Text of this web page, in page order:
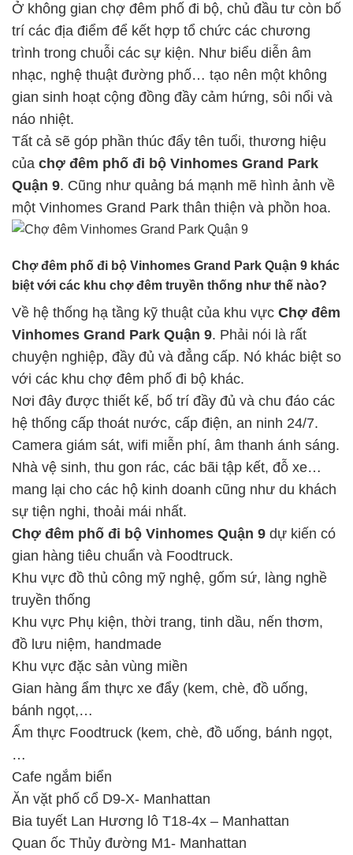
Ở không gian chợ đêm phố đi bộ, chủ đầu tư còn bố
trí các địa điểm để kết hợp tổ chức các chương
trình trong chuỗi các sự kiện. Như biểu diễn âm
nhạc, nghệ thuật đường phố… tạo nên một không
gian sinh hoạt cộng đồng đầy cảm hứng, sôi nổi và
náo nhiệt.
Tất cả sẽ góp phần thúc đẩy tên tuổi, thương hiệu
của chợ đêm phố đi bộ Vinhomes Grand Park
Quận 9. Cũng như quảng bá mạnh mẽ hình ảnh về
một Vinhomes Grand Park thân thiện và phồn hoa.
Chợ đêm phố đi bộ Vinhomes Grand Park Quận 9 khác
biệt với các khu chợ đêm truyền thống như thế nào?
Về hệ thống hạ tầng kỹ thuật của khu vực Chợ đêm
Vinhomes Grand Park Quận 9. Phải nói là rất
chuyện nghiệp, đầy đủ và đẳng cấp. Nó khác biệt so
với các khu chợ đêm phố đi bộ khác.
Nơi đây được thiết kế, bố trí đầy đủ và chu đáo các
hệ thống cấp thoát nước, cấp điện, an ninh 24/7.
Camera giám sát, wifi miễn phí, âm thanh ánh sáng.
Nhà vệ sinh, thu gon rác, các bãi tập kết, đỗ xe…
mang lại cho các hộ kinh doanh cũng như du khách
sự tiện nghi, thoải mái nhất.
Chợ đêm phố đi bộ Vinhomes Quận 9 dự kiến có
gian hàng tiêu chuẩn và Foodtruck.
Khu vực đồ thủ công mỹ nghệ, gốm sứ, làng nghề
truyền thống
Khu vực Phụ kiện, thời trang, tinh dầu, nến thơm,
đồ lưu niệm, handmade
Khu vực đặc sản vùng miền
Gian hàng ẩm thực xe đẩy (kem, chè, đồ uống,
bánh ngọt,…
Ẩm thực Foodtruck (kem, chè, đồ uống, bánh ngọt,
…
Cafe ngắm biển
Ăn vặt phố cổ D9-X- Manhattan
Bia tuyết Lan Hương lô T18-4x – Manhattan
Quan ốc Thủy đường M1- Manhattan